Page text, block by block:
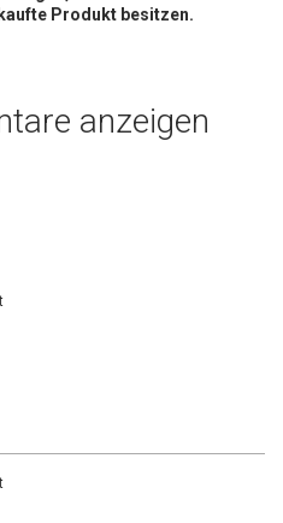
Produkt besitzen.
anzeigen